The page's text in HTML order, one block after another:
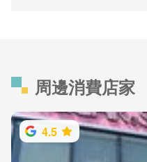
周邊消費店家
4.5